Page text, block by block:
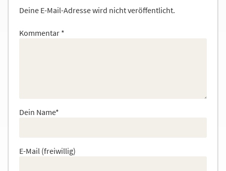
Deine E-Mail-Adresse wird nicht veröffentlicht.
Kommentar *
Dein Name*
E-Mail (freiwillig)